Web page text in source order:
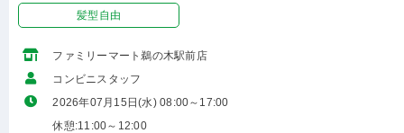
髪型自由
ファミリーマート鵜の木駅前店
コンビニスタッフ
2026年07月15日(水) 08:00～17:00
休憩:11:00～12:00